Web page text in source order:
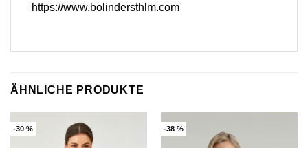
https://www.bolindersthlm.com
ÄHNLICHE PRODUKTE
-30 % -38 %